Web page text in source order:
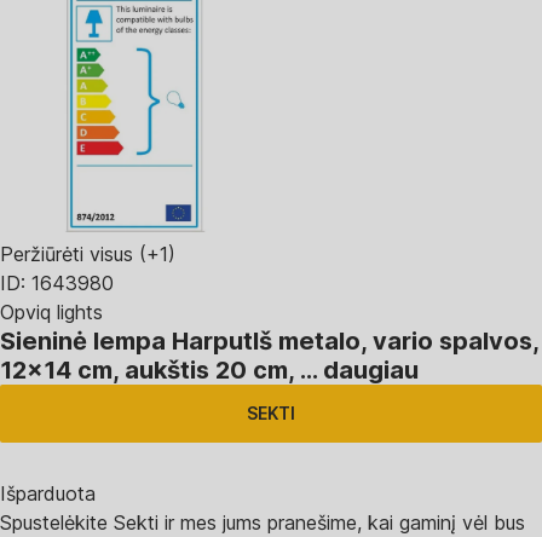
Peržiūrėti visus (+1)
ID: 1643980
Opviq lights
Sieninė lempa HarputIš metalo, vario spalvos,
12x14 cm, aukštis 20 cm, … daugiau
SEKTI
Išparduota
Spustelėkite Sekti ir mes jums pranešime, kai gaminį vėl bus